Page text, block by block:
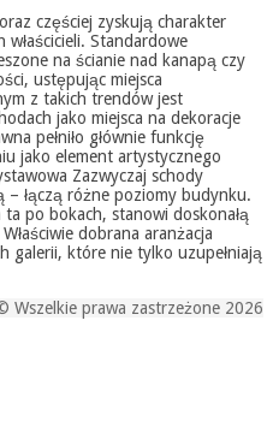
częściej zyskują charakter
Standardowe
na ścianie nad kanapą czy
ustępując miejsca
z takich trendów jest
jako miejsca na dekoracje
pełniło głównie funkcję
jako element artystycznego
Zazwyczaj schody
– łączą różne poziomy budynku.
ta po bokach, stanowi doskonałą
dobrana aranżacja
galerii, które nie tylko uzupełniają
Wszelkie prawa zastrzeżone 2026